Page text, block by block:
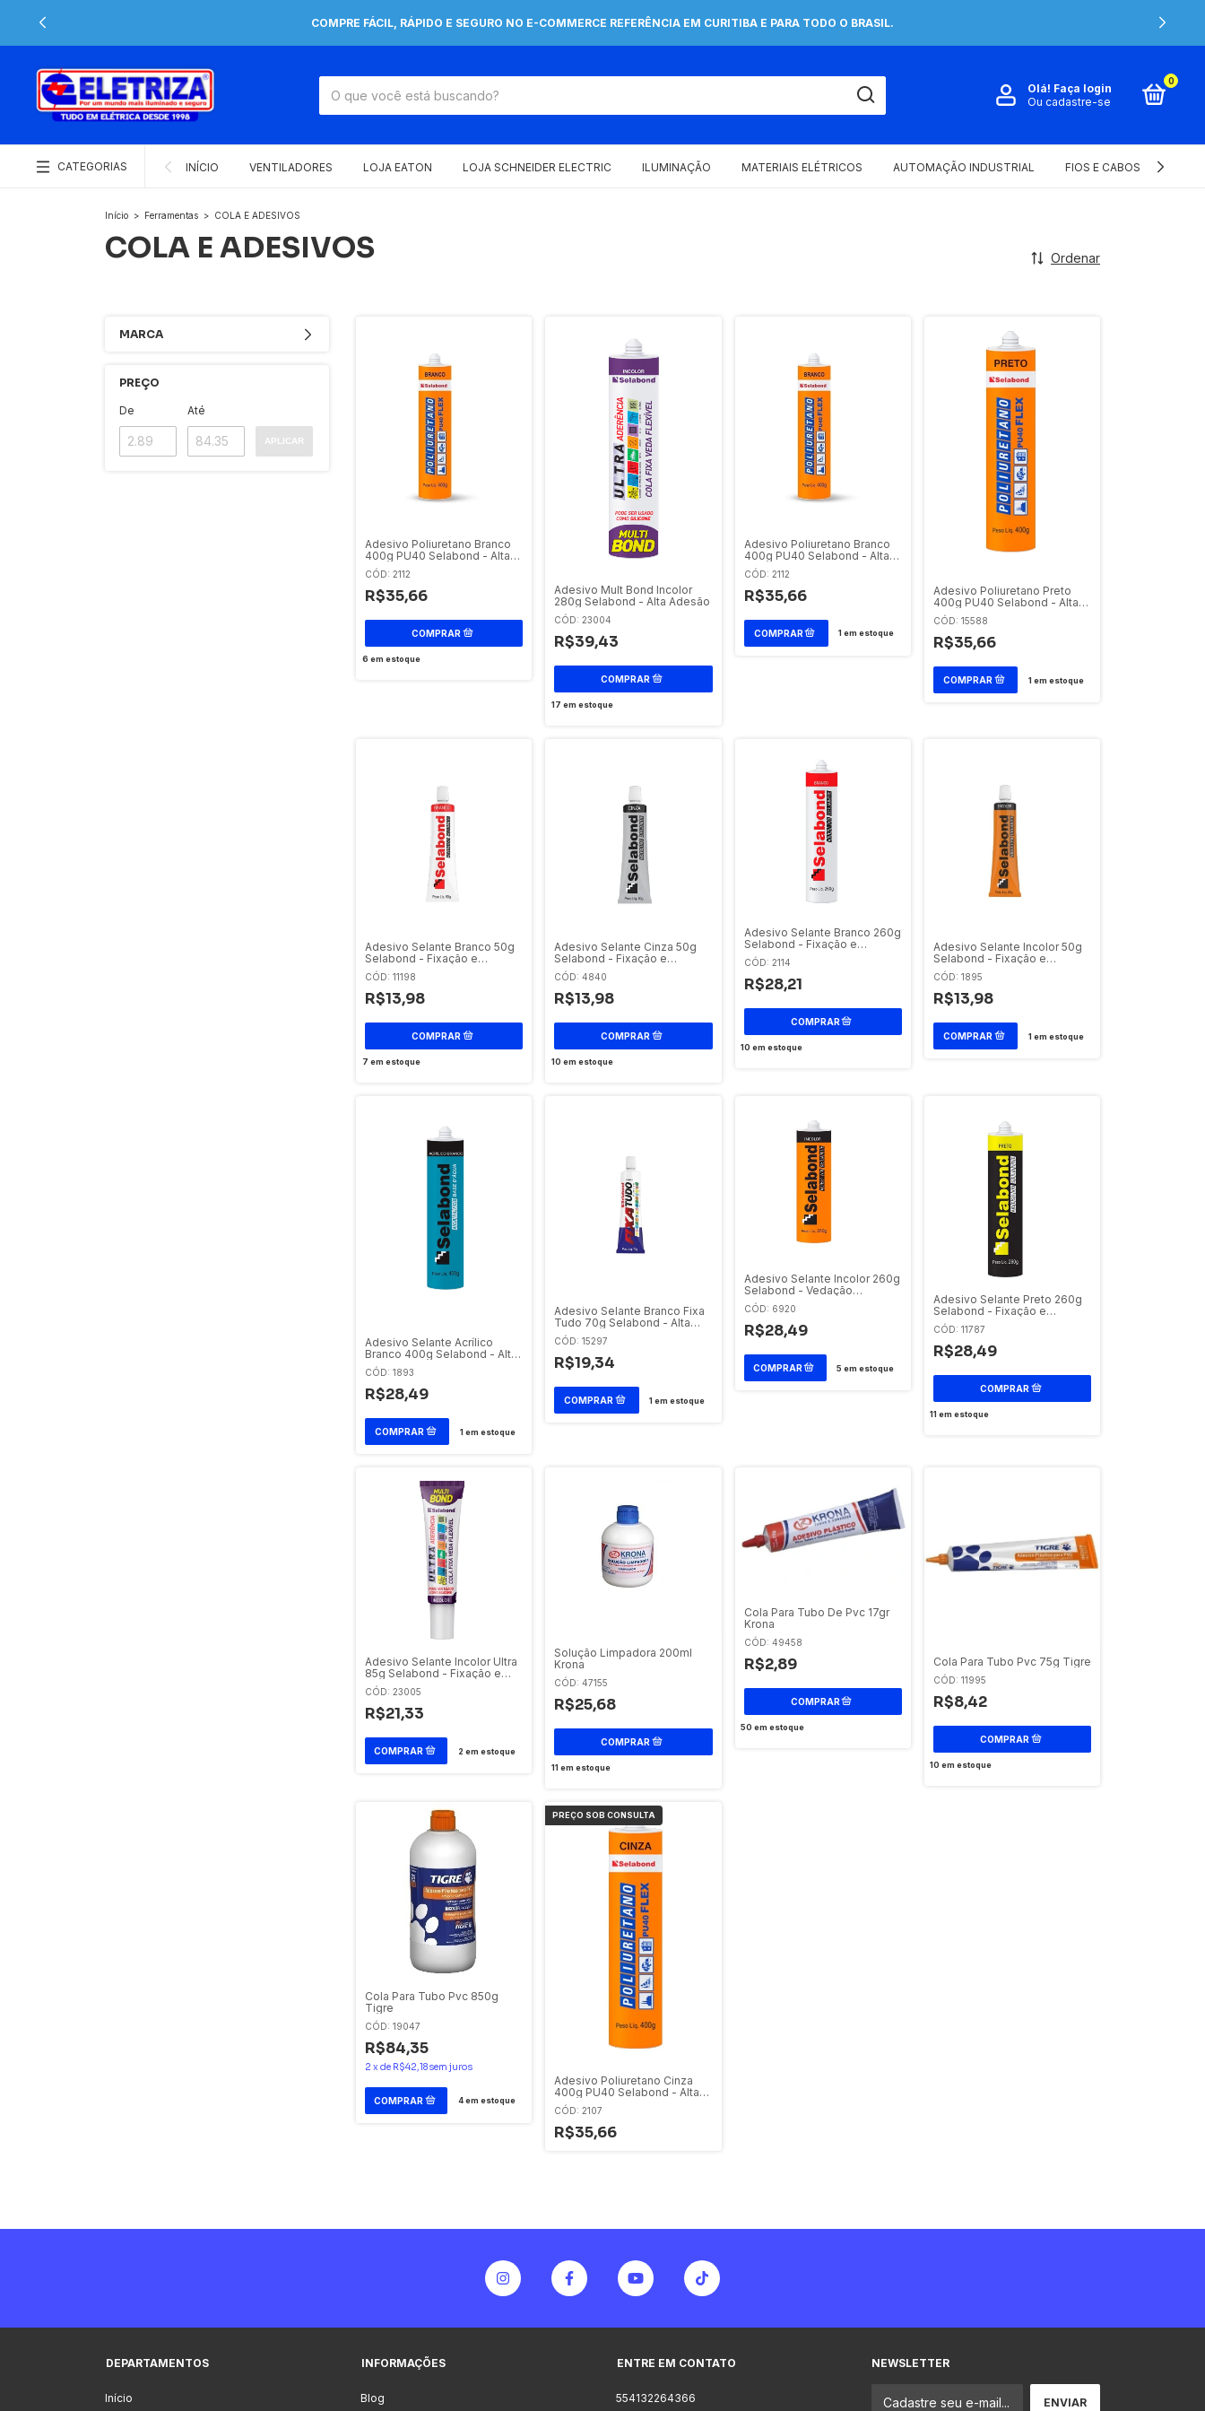
COMPRE FÁCIL, RÁPIDO E SEGURO NO E-COMMERCE REFERÊNCIA EM CURITIBA E PARA TODO O BRASIL.
Olá! Faça login
Ou cadastre-se
0
CATEGORIAS INÍCIO VENTILADORES LOJA EATON LOJA SCHNEIDER ELECTRIC ILUMINAÇÃO MATERIAIS ELÉTRICOS AUTOMAÇÃO INDUSTRIAL FIOS E CABOS ELÉTRICOS
Início > Ferramentas > COLA E ADESIVOS
COLA E ADESIVOS Ordenar
MARCA
PREÇO
De Até
APLICAR
Adesivo Poliuretano Branco
400g PU40 Selabond - Alta
Flexibilidade
CÓD: 2112
R$35,66
6 em estoque
Adesivo Mult Bond Incolor
280g Selabond - Alta Adesão
CÓD: 23004
R$39,43
17 em estoque
Adesivo Poliuretano Branco
400g PU40 Selabond - Alta
Flexibilidade
CÓD: 2112
R$35,66
1 em estoque
Adesivo Poliuretano Preto
400g PU40 Selabond - Alta
Resistência
CÓD: 15588
R$35,66
1 em estoque
Adesivo Selante Branco 50g
Selabond - Fixação e
Vedação
CÓD: 11198
R$13,98
7 em estoque
Adesivo Selante Cinza 50g
Selabond - Fixação e
Vedação
CÓD: 4840
R$13,98
10 em estoque
Adesivo Selante Branco 260g
Selabond - Fixação e
Vedação
CÓD: 2114
R$28,21
10 em estoque
Adesivo Selante Incolor 50g
Selabond - Fixação e
Vedação
CÓD: 1895
R$13,98
1 em estoque
Adesivo Selante Acrílico
Branco 400g Selabond - Alta
Flexibilidade
CÓD: 1893
R$28,49
1 em estoque
Adesivo Selante Branco Fixa
Tudo 70g Selabond - Alta
Fixação
CÓD: 15297
R$19,34
1 em estoque
Adesivo Selante Incolor 260g
Selabond - Vedação
Transparente
CÓD: 6920
R$28,49
5 em estoque
Adesivo Selante Preto 260g
Selabond - Fixação e
Vedação
CÓD: 11787
R$28,49
11 em estoque
Adesivo Selante Incolor Ultra
85g Selabond - Fixação e
Vedação
CÓD: 23005
R$21,33
2 em estoque
Solução Limpadora 200ml
Krona
CÓD: 47155
R$25,68
11 em estoque
Cola Para Tubo De Pvc 17gr
Krona
CÓD: 49458
R$2,89
50 em estoque
Cola Para Tubo Pvc 75g Tigre
CÓD: 11995
R$8,42
10 em estoque
Cola Para Tubo Pvc 850g
Tigre
CÓD: 19047
R$84,35
2 x de R$42,18sem juros
4em estoque
Adesivo Poliuretano Cinza
400g PU40 Selabond - Alta
Resistência
CÓD: 2107
R$35,66
DEPARTAMENTOS
Início
INFORMAÇÕES
Blog
ENTRE EM CONTATO
554132264366
NEWSLETTER